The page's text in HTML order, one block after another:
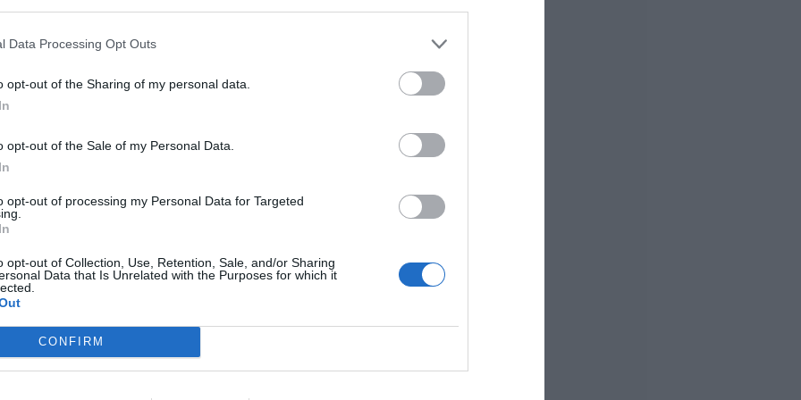
Data Processing Opt Outs
opt-out of the Sharing of my personal data.
opt-out of the Sale of my Personal Data.
opt-out of processing my Personal Data for Targeted
opt-out of Collection, Use, Retention, Sale, and/or Sharing
Data that Is Unrelated with the Purposes for which it
CONFIRM
socialista en Alboraya. Con un
ministra del Gobierno de
Diana Morant
, ha dejado por unas horas el
en las últimas semanas por la
de salida a su precampaña en
de cercanía y tradición valenciana. Entre
el inicio de esta nueva etapa política
Miguel Chavarría
además por ladelegada del
Pilar Bernabé